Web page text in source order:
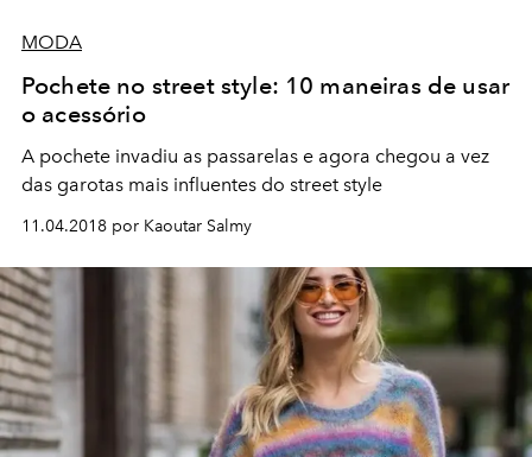
MODA
Pochete no street style: 10 maneiras de usar
o acessório
A pochete invadiu as passarelas e agora chegou a vez
das garotas mais influentes do street style
11.04.2018 por Kaoutar Salmy